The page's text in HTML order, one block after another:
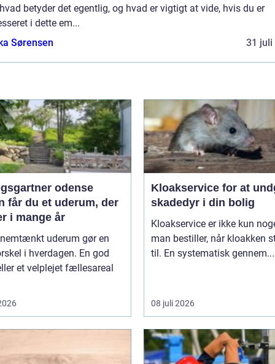
betyder det egentlig, og hvad er vigtigt at vide, hvis du er
i dette em...
Sørensen
31 juli
odense
får du et uderum, der
i mange år
uderum gør en
i hverdagen. En god
et velplejet fællesareal
Kloakservice for at
skadedyr i din bolig
Kloakservice er ikke kun
man bestiller, når kloakken
til. En systematisk gennem...
08 juli 2026